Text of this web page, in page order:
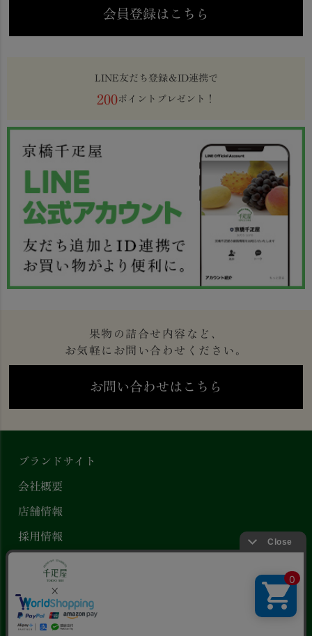
会員登録はこちら
LINE友だち登録＆ID連携で
200ポイントプレゼント！
果物の詰合せ内容など、
お気軽にお問い合わせください。
お問い合わせはこちら
ブランドサイト
会社概要
店舗情報
採用情報
プライバシーポリシー
特定商取引法に基づく表示
Copyright ©